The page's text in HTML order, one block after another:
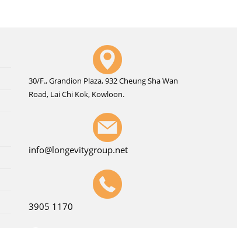
30/F., Grandion Plaza, 932 Cheung Sha Wan
Road, Lai Chi Kok, Kowloon.
info@longevitygroup.net
3905 1170